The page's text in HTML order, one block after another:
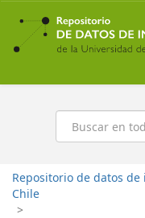
Ir
contenido
principal
Buscar
Repositorio de datos
Chile
>